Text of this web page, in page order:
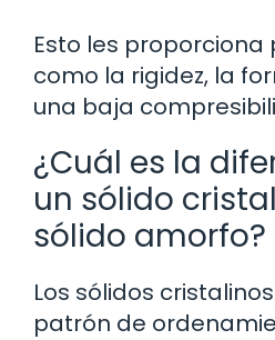
Esto les
como la rigidez, la
una baja
¿Cuál es la
un sólido
sólido amorfo?
Los sólidos
patrón de